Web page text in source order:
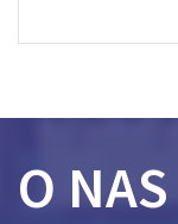
O NAS